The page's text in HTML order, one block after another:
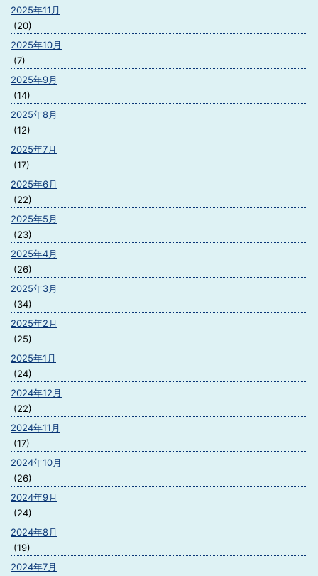
2025年11月
(20)
2025年10月
(7)
2025年9月
(14)
2025年8月
(12)
2025年7月
(17)
2025年6月
(22)
2025年5月
(23)
2025年4月
(26)
2025年3月
(34)
2025年2月
(25)
2025年1月
(24)
2024年12月
(22)
2024年11月
(17)
2024年10月
(26)
2024年9月
(24)
2024年8月
(19)
2024年7月